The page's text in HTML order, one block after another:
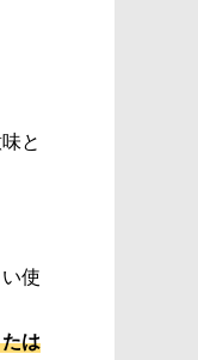
と
使
は